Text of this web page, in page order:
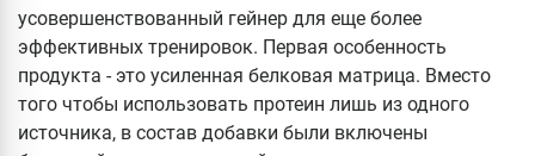
усовершенствованный гейнер для еще более
эффективных тренировок. Первая особенность
продукта - это усиленная белковая матрица. Вместо
того чтобы использовать протеин лишь из одного
источника, в состав добавки были включены